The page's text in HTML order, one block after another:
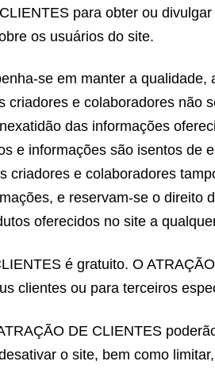
para obter ou
os usuários do site.
se em manter a qualidade,
criadores e colaboradores não
das informações
e informações são isentos de
criadores e colaboradores
e reservam-se o direito
oferecidos no site a
é gratuito. O
clientes ou para terceiros
DE CLIENTES
o site, bem como